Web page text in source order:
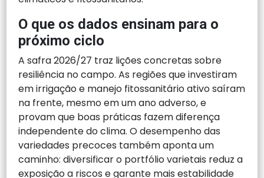
O que os dados ensinam para o
próximo ciclo
A safra 2026/27 traz lições concretas sobre
resiliência no campo. As regiões que investiram
em irrigação e manejo fitossanitário ativo saíram
na frente, mesmo em um ano adverso, e
provam que boas práticas fazem diferença
independente do clima. O desempenho das
variedades precoces também aponta um
caminho: diversificar o portfólio varietais reduz a
exposição a riscos e garante mais estabilidade